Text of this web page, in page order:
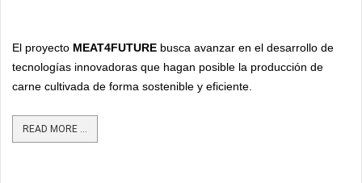
El proyecto MEAT4FUTURE busca avanzar en el desarrollo de
tecnologías innovadoras que hagan posible la producción de
carne cultivada de forma sostenible y eficiente.
READ MORE ...